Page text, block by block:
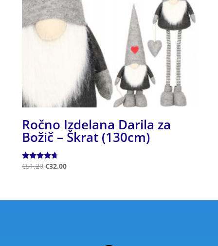
Ročno Izdelana Darila za
Božič – Škrat (130cm)
Ocenjeno
€51.20 €32.00